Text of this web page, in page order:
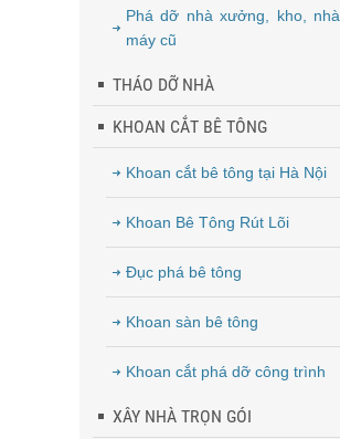
Phá dỡ nhà xưởng, kho, nhà
máy cũ
THÁO DỠ NHÀ
KHOAN CẮT BÊ TÔNG
Khoan cắt bê tông tại Hà Nội
Khoan Bê Tông Rút Lõi
Đục phá bê tông
Khoan sàn bê tông
Khoan cắt phá dỡ công trình
XÂY NHÀ TRỌN GÓI